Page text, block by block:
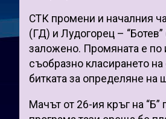
СТК промени и началния
(ГД) и Лудогорец –
заложено. Промяната е по
съобразно класирането
битката за определяне
Мачът от 26-ия кръг на